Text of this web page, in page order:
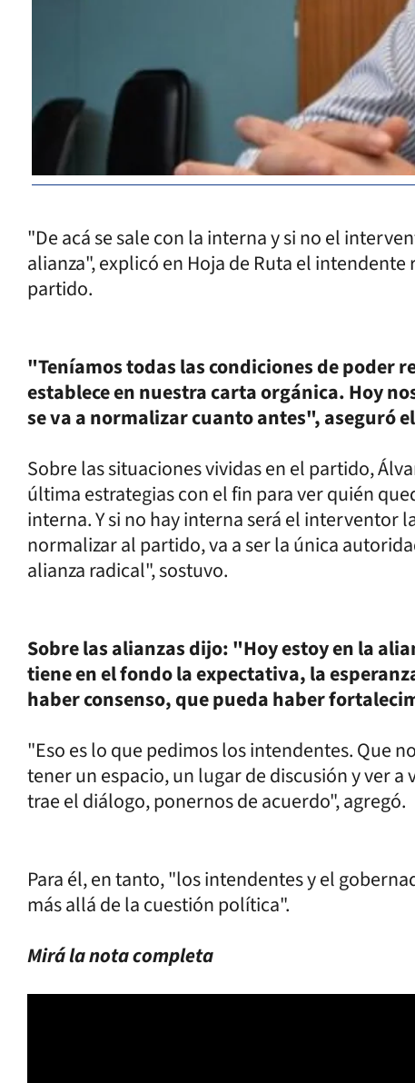
"De acá se sale con la interna y si no el
alianza", explicó en Hoja de Ruta el
partido.
"Teníamos todas las condiciones de poder
establece en nuestra carta orgánica. Hoy
se va a normalizar cuanto antes", aseguró
Sobre las situaciones vividas en el partido,
última estrategias con el fin para ver quién
interna. Y si no hay interna será el interventor
normalizar al partido, va a ser la única
alianza radical", sostuvo.
Sobre las alianzas dijo: "Hoy estoy en la
tiene en el fondo la expectativa, la
haber consenso, que pueda haber
"Eso es lo que pedimos los intendentes. Que
tener un espacio, un lugar de discusión y ver
trae el diálogo, ponernos de acuerdo", agregó.
Para él, en tanto, "los intendentes y el
más allá de la cuestión política".
Mirá la nota completa